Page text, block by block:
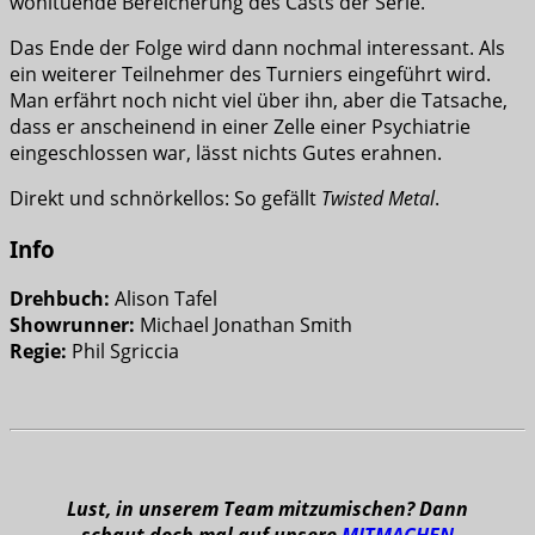
Das Ende der Folge wird dann nochmal interessant. Als
ein weiterer Teilnehmer des Turniers eingeführt wird.
Man erfährt noch nicht viel über ihn, aber die Tatsache,
dass er anscheinend in einer Zelle einer Psychiatrie
eingeschlossen war, lässt nichts Gutes erahnen.
Direkt und schnörkellos: So gefällt Twisted Metal.
Info
Drehbuch: Alison Tafel
Showrunner: Michael Jonathan Smith
Regie: Phil Sgriccia
Lust, in unserem Team mitzumischen? Dann